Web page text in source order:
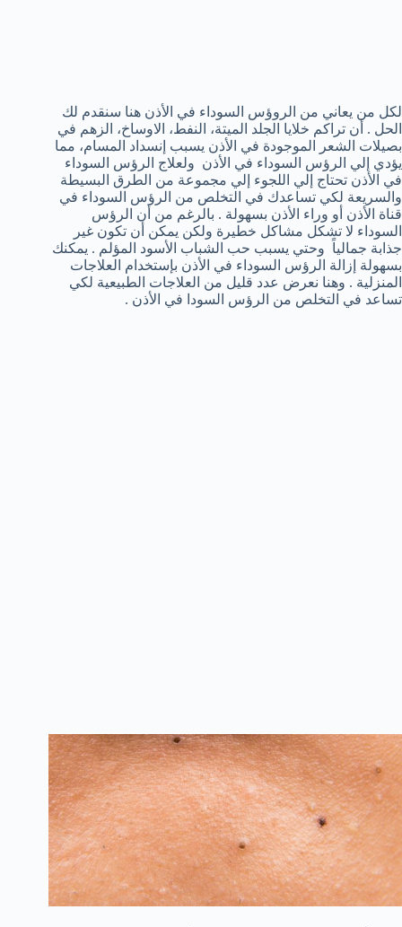
لكل من يعاني من الروؤس السوداء في الأذن هنا سنقدم لك
الحل . أن تراكم خلايا الجلد الميتة، النفط، الاوساخ، الزهم في
بصيلات الشعر الموجودة في الأذن يسبب إنسداد المسام، مما
يؤدي إلي الرؤس السوداء في الأذن ولعلاج الرؤس السوداء
في الأذن تحتاج إلي اللجوء إلي مجموعة من الطرق البسيطة
والسريعة لكي تساعدك في التخلص من الرؤس السوداء في
قناة الأذن أو وراء الأذن بسهولة . بالرغم من أن الرؤس
السوداء لا تشكل مشاكل خطيرة ولكن يمكن أن تكون غير
جذابة جمالياً وحتي يسبب حب الشباب الأسود المؤلم . يمكنك
بسهولة إزالة الرؤس السوداء في الأذن بإستخدام العلاجات
المنزلية . وهنا نعرض عدد قليل من العلاجات الطبيعية لكي
تساعد في التخلص من الرؤس السودا في الأذن .